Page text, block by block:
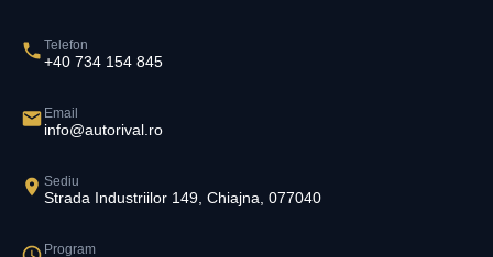
Telefon
+40 734 154 845
Email
info@autorival.ro
Sediu
Strada Industriilor 149, Chiajna, 077040
Program